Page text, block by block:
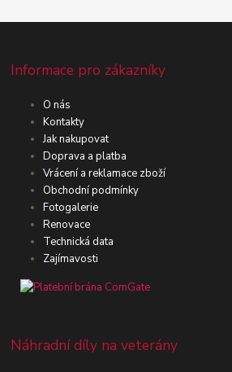
Informace pro zákazníky
O nás
Kontakty
Jak nakupovat
Doprava a platba
Vrácení a reklamace zboží
Obchodní podmínky
Fotogalerie
Renovace
Technická data
Zajímavosti
Náhradní díly na veterány